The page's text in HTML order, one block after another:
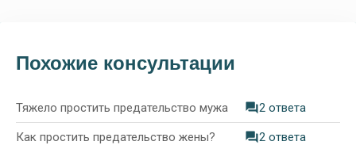
Похожие консультации
Тяжело простить предательство мужа 2 ответа
Как простить предательство жены? 2 ответа